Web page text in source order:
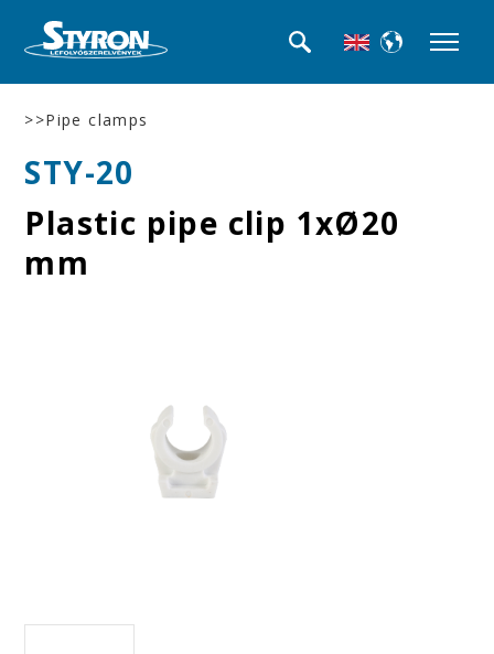
>>Pipe clamps
STY-20
Plastic pipe clip 1xØ20
mm